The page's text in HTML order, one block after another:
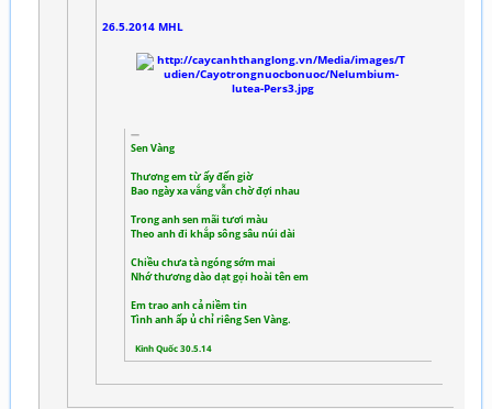
26.5.2014 MHL
Sen Vàng
Thương em từ ấy đến giờ
Bao ngày xa vắng vẫn chờ đợi nhau
Trong anh sen mãi tươi màu
Theo anh đi khắp sông sâu núi dài
Chiều chưa tà ngóng sớm mai
Nhớ thương dào dạt gọi hoài tên em
Em trao anh cả niềm tin
Tình anh ấp ủ chỉ riêng Sen Vàng.
Kinh Quốc 30.5.14